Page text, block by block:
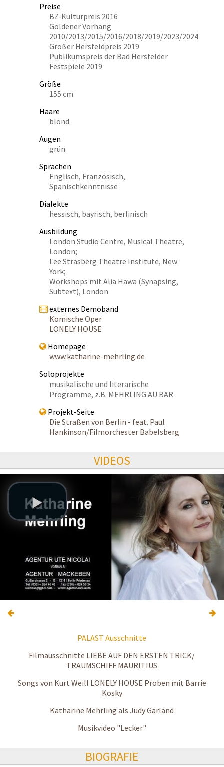
Preise
BZ-Kulturpreis 2016
Goldener Vorhang
2010/2013/2015/2016/2018/2019/2023/2024
Großer Hersfeldpreis 2019
Publikumspreis der Bad Hersfelder
Festspiele 2019
Größe
155 cm
Haare
blond
Augen
grün
Sprachen
Englisch, Französisch,
Spanischkenntnisse
Dialekte
hessisch, bayrisch, berlinisch
Ausbildung
London Studio Centre, Musical Theatre,
London;
Lee Strasberg Theatre Institute, New
York;
Workshops mit Alia Hawa (Synapsing,
Subtext), London
externes Demoband
Komische Oper
LONELY HOUSE
Homepage
www.katharine-mehrling.de
Soloprojekte
musikalische und literarische
Programme, z.B. MEHRLING AU BAR
Projekt-Seite
Die Straßen von Berlin - feat. Paul
Hankinson/Filmorchester Babelsberg
VIDEOS
PALAST Ausschnitte
Filmausschnitte LIEBE AUF DEN ERSTEN TRICK/
TRAUMSCHIFF MAURITIUS
Songs von Kurt Weill LONELY HOUSE Proben mit Barrie
Kosky
Katharine Mehrling als Judy Garland
Musikvideo "Lecker"
BIOGRAFIE